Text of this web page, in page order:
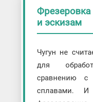
Фрезеровка
и эскизам
Чугун не
для
сравнению с
сплавами. И